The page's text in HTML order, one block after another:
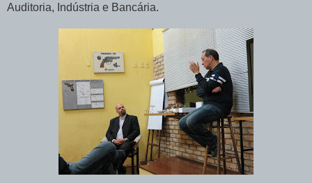
Auditoria, Indústria e Bancária.